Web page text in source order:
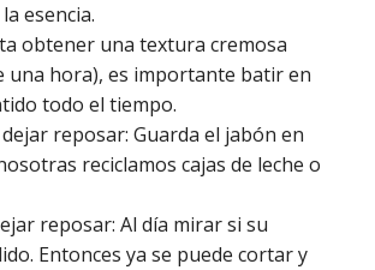
esencia.
obtener una textura cremosa
una hora), es importante batir en
todo el tiempo.
reposar: Guarda el jabón en
reciclamos cajas de leche o
reposar: Al día mirar si su
Entonces ya se puede cortar y